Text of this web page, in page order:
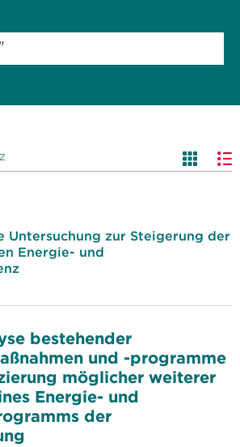
Untersuchung zur Steigerung der
Energie- und
bestehender
und -programme
möglicher weiterer
Energie- und
der